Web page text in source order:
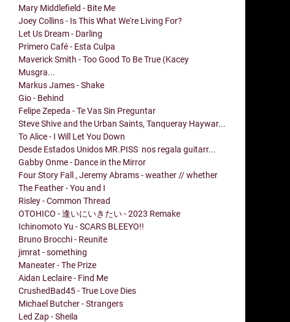
Mary Middlefield - Bite Me
Joey Collins - Is This What We're Living For?
Let Us Dream - Darling
Primero Café - Esta Culpa
Maverick Smith - Too Good To Be True (Kacey
Musgra...
Markus James - Shake
Gio - Behind
Felipe Zepeda - Te Vas Sin Preguntar
Steve Shive and the Urban Saints, Tanqueray Haywar...
To Alice - I Will Let You Down
Desde Estados Unidos MR.PISS nos regala guitarr...
Gabby Onme - Dance in the Mirror
Four Story Fall , Jeremy Abrams - weather // whether
The Feather - You and I
Risley - Common Thread
OTOHICO - 逢いにいきたい - 2023 Remake
Ichinomoto Yu - SCARS BLEEYO!!
Bruno Brocchi - Reunite
jimrat - something
Maneater - The Prize
Aidan Leclaire - Find Me
CrushedBad45 - True Love Dies
Michael Butcher - Strangers
Led Zap - Sheila